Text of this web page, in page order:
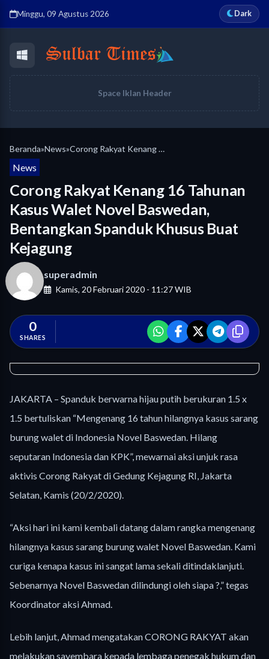
Minggu, 09 Agustus 2026 Dark
Space Iklan Header
Beranda»News» Corong Rakyat Kenang 16 Tahunan Kasus Walet Novel Baswedan, Bentangkan Spanduk Khusus Buat Kejagung
News
Corong Rakyat Kenang 16 Tahunan
Kasus Walet Novel Baswedan,
Bentangkan Spanduk Khusus Buat
Kejagung
superadmin
Kamis, 20 Februari 2020 - 11:27 WIB
0
SHARES
JAKARTA – Spanduk berwarna hijau putih berukuran 1.5 x
1.5 bertuliskan “Mengenang 16 tahun hilangnya kasus sarang
burung walet di Indonesia Novel Baswedan. Hilang
seputaran Indonesia dan KPK”, mewarnai aksi unjuk rasa
aktivis Corong Rakyat di Gedung Kejagung RI, Jakarta
Selatan, Kamis (20/2/2020).
“Aksi hari ini kami kembali datang dalam rangka mengenang
hilangnya kasus sarang burung walet Novel Baswedan. Kami
curiga kenapa kasus ini sangat lama sekali ditindaklanjuti.
Sebenarnya Novel Baswedan dilindungi oleh siapa ?,” tegas
Koordinator aksi Ahmad.
Lebih lanjut, Ahmad mengatakan CORONG RAKYAT akan
melakukan sayembara kepada lembaga penegak hukum dan